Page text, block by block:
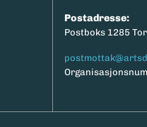
Postadresse:
Postboks 1285